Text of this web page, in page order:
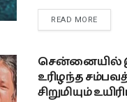
READ MORE
சென்னையில்
உரிழந்த
சிறுமியும்